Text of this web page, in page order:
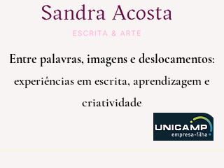
Entre palavras, imagens e deslocamentos:
experiências em escrita, aprendizagem e
criatividade